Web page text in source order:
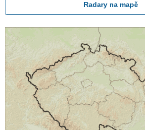
Radary na mapě